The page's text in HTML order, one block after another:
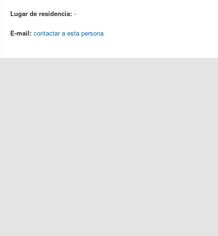
Lugar de residencia: -
E-mail: contactar a esta persona